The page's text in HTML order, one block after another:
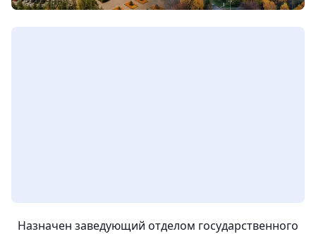
Назначен заведующий отделом государственного